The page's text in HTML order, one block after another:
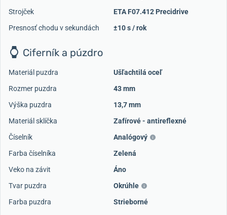
Strojček
ETA F07.412 Precidrive
Presnosť chodu v sekundách
±10 s / rok
Ciferník a púzdro
Materiál puzdra
Ušľachtilá oceľ
Rozmer puzdra
43 mm
Výška puzdra
13,7 mm
Materiál sklíčka
Zafírové - antireflexné
Číselník
Analógový
Farba číselníka
Zelená
Veko na závit
Áno
Tvar puzdra
Okrúhle
Farba puzdra
Strieborné